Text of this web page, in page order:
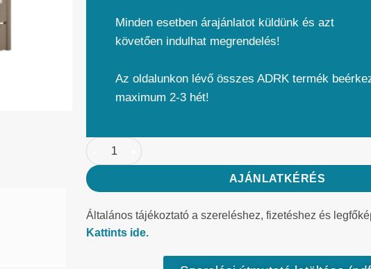
Minden esetben árajánlatot küldünk és azt
követően indulhat megrendelés!
Az oldalunkon lévő összes ADRK termék
maximum 2-3 hét!
AJÁNLATKÉRÉS
Általános tájékoztató a szereléshez, fizetéshez és
Kattints ide.